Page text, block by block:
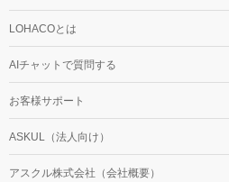
LOHACOとは
AIチャットで質問する
お客様サポート
ASKUL（法人向け）
アスクル株式会社（会社概要）